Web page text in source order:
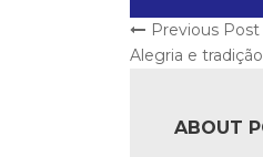
Previous Post
Alegria e
ABOUT